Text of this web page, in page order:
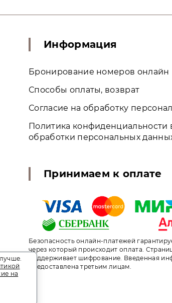
Информация
Бронирование номеров онлайн
Способы оплаты, возврат
Согласие на обработку
Политика конфиденциальности
обработки персональных
Принимаем к оплате
Безопасность онлайн-платежей
через который происходит оплата.
поддерживает шифрование. Введенная
предоставлена третьим лицам.
на